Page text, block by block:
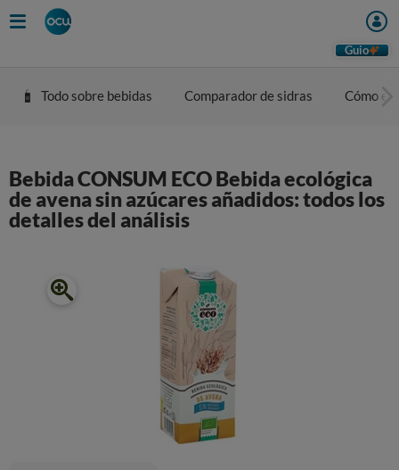
Guio
Todo sobre bebidas Comparador de sidras Cómo
Bebida CONSUM ECO Bebida ecológica
de avena sin azúcares añadidos: todos los
detalles del análisis